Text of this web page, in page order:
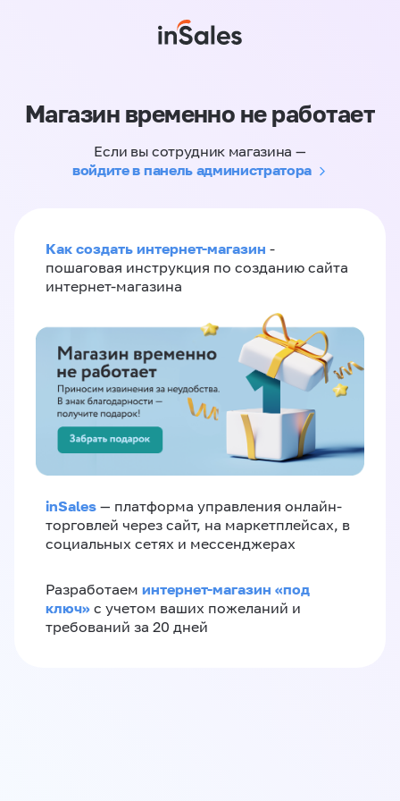
Магазин временно не работает
Если вы сотрудник магазина —
войдите в панель администратора
Как создать интернет-магазин -
пошаговая инструкция по созданию сайта
интернет-магазина
inSales — платформа управления онлайн-
торговлей через сайт, на маркетплейсах, в
социальных сетях и мессенджерах
Разработаем интернет-магазин «‎под
ключ»‎ с учетом ваших пожеланий и
требований за 20 дней